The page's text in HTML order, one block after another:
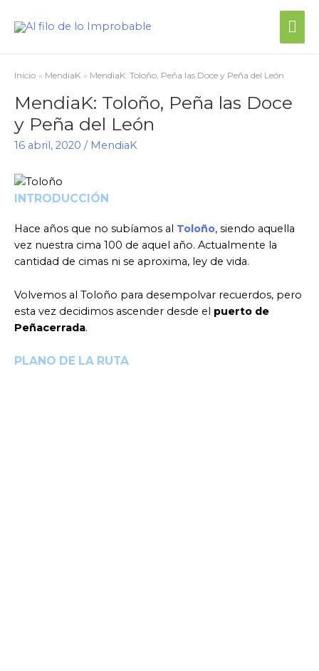
Inicio MendiaK MendiaK: Toloño, Peña las Doce y Peña del León
MendiaK: Toloño, Peña las Doce
y Peña del León
16 abril, 2020 / MendiaK
INTRODUCCIÓN
Hace años que no subíamos al Toloño, siendo aquella
vez nuestra cima 100 de aquel año. Actualmente la
cantidad de cimas ni se aproxima, ley de vida.
Volvemos al Toloño para desempolvar recuerdos, pero
esta vez decidimos ascender desde el puerto de
Peñacerrada.
PLANO DE LA RUTA